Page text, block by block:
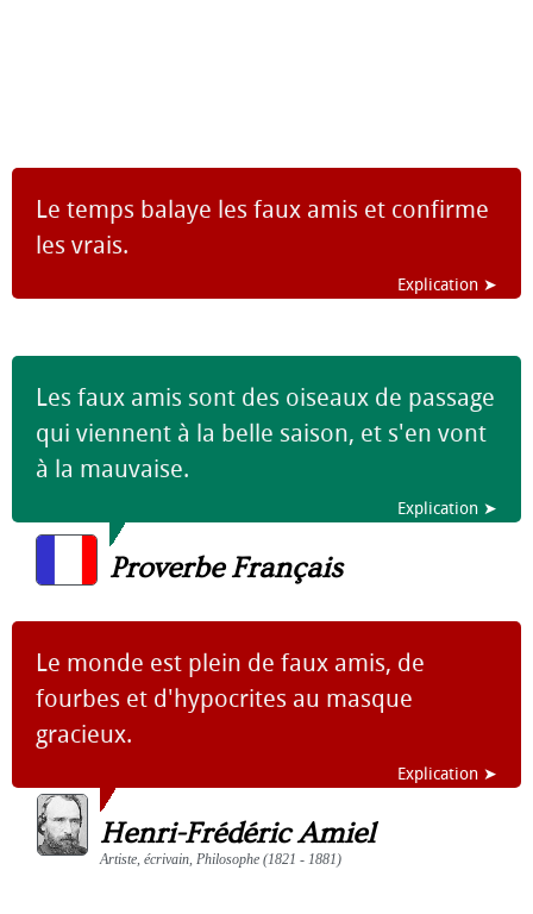
Le temps balaye les faux amis et confirme
les vrais.
Explication ➤
Les faux amis sont des oiseaux de passage
qui viennent à la belle saison, et s'en vont
à la mauvaise.
Explication ➤
Proverbe Français
Le monde est plein de faux amis, de
fourbes et d'hypocrites au masque
gracieux.
Explication ➤
Henri-Frédéric Amiel
Artiste, écrivain, Philosophe (1821 - 1881)